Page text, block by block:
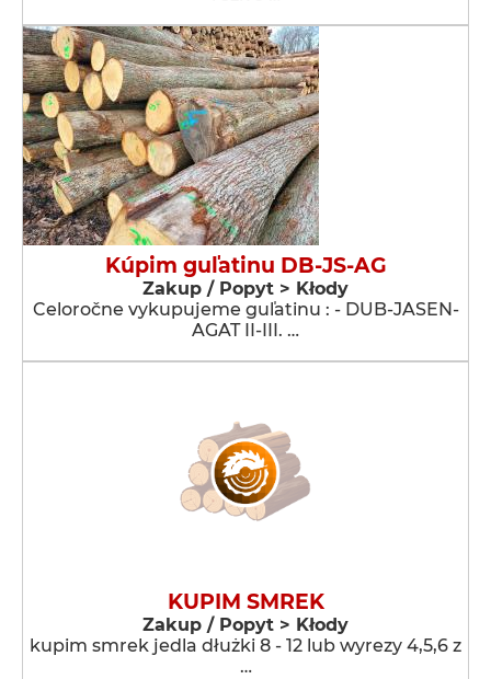
Kúpim guľatinu DB-JS-AG
Zakup / Popyt > Kłody
Celoročne vykupujeme guľatinu : - DUB-JASEN-
AGAT II-III. …
KUPIM SMREK
Zakup / Popyt > Kłody
kupim smrek jedla dłużki 8 - 12 lub wyrezy 4,5,6 z
…